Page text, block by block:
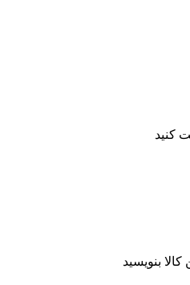
کنید
کالا بنویسید